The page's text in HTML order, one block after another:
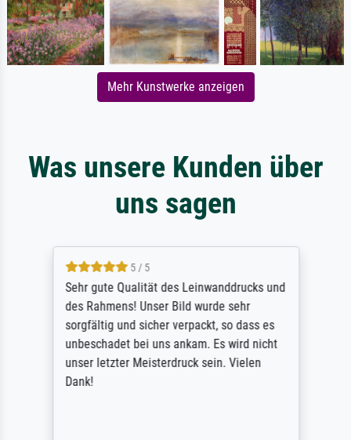
Mehr Kunstwerke anzeigen
Was unsere Kunden über
uns sagen
5 / 5
Sehr gute Qualität des Leinwanddrucks und
des Rahmens! Unser Bild wurde sehr
sorgfältig und sicher verpackt, so dass es
unbeschadet bei uns ankam. Es wird nicht
unser letzter Meisterdruck sein. Vielen
Dank!